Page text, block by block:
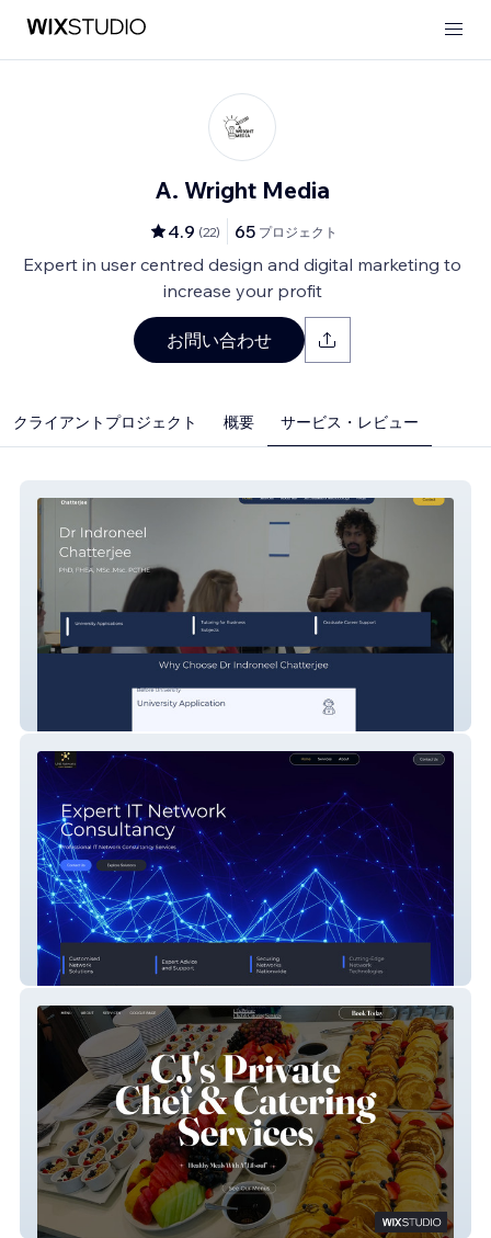
A. Wright Media
4.9 (22) 65 プロジェクト
Expert in user centred design and digital marketing to
increase your profit
お問い合わせ
クライアントプロジェクト 概要 サービス・レビュー
MNB Networks
CJ's Private Chef & Catering Services